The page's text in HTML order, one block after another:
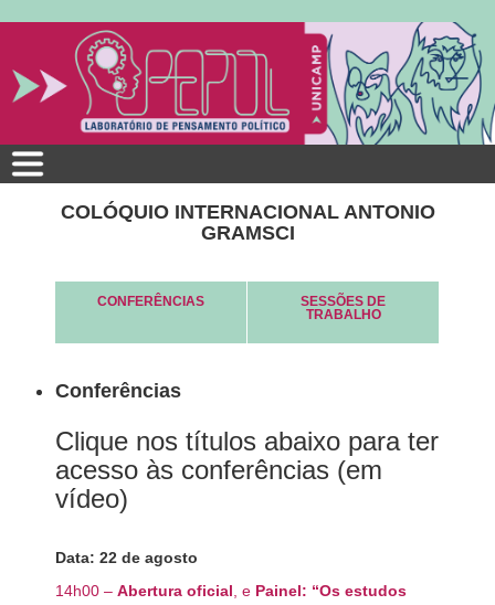
conteúdo
COLÓQUIO INTERNACIONAL ANTONIO
GRAMSCI
CONFERÊNCIAS
SESSÕES DE
TRABALHO
Conferências
Clique nos títulos abaixo para ter
acesso às conferências (em
vídeo)
Data: 22 de agosto
14h00 – Abertura oficial , e Painel: “Os estudos